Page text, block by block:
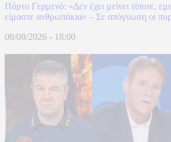
Πόρτο Γερμενό: «Δεν έχει μείνει τίποτε,
είμαστε ανθρωπάκια» – Σε απόγνωση οι
08/08/2026 - 18:00